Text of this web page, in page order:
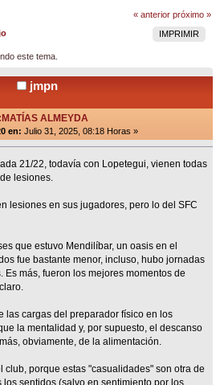
« anterior próximo »
IMPRIMIR
este tema.
jmpn
ALMEYDA
en: Julio 31, 2025, 08:18 Horas »
21/22, todavía con Lopetegui, vienen todas
lesiones.
lesiones en sus jugadores, pero lo del SFC
que estuvo Mendilíbar, un oasis en el
fue bastante menor, incluso, hubo jornadas
más, fueron los mejores momentos de
las cargas del preparador físico en los
la mentalidad y, por supuesto, el descanso
obviamente, de la alimentación.
club, porque estas "casualidades" son otra de
sentidos (salvo en sentimiento por los